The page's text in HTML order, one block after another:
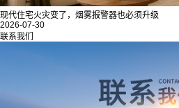
现代住宅火灾变了，烟雾报警器也必须升级
2026-07-30
联系我们